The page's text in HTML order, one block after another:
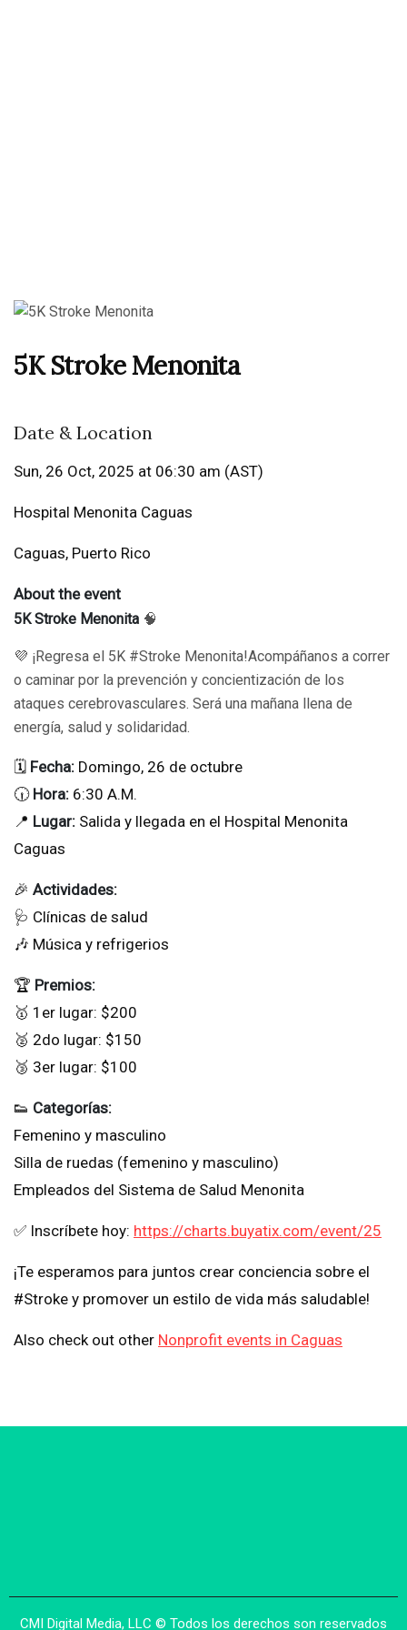
5K Stroke Menonita
Date & Location
Sun, 26 Oct, 2025 at 06:30 am (AST)
Hospital Menonita Caguas
Caguas, Puerto Rico
About the event
5K Stroke Menonita 🧠
💜 ¡Regresa el 5K #Stroke Menonita!Acompáñanos a correr
o caminar por la prevención y concientización de los
ataques cerebrovasculares. Será una mañana llena de
energía, salud y solidaridad.
🗓️ Fecha: Domingo, 26 de octubre
🕡 Hora: 6:30 A.M.
📍 Lugar: Salida y llegada en el Hospital Menonita
Caguas
🎉 Actividades:
🩺 Clínicas de salud
🎶 Música y refrigerios
🏆 Premios:
🥇 1er lugar: $200
🥈 2do lugar: $150
🥉 3er lugar: $100
👟 Categorías:
Femenino y masculino
Silla de ruedas (femenino y masculino)
Empleados del Sistema de Salud Menonita
✅ Inscríbete hoy: https://charts.buyatix.com/event/25
¡Te esperamos para juntos crear conciencia sobre el
#Stroke y promover un estilo de vida más saludable!
Also check out other Nonprofit events in Caguas
CMI Digital Media, LLC © Todos los derechos son reservados